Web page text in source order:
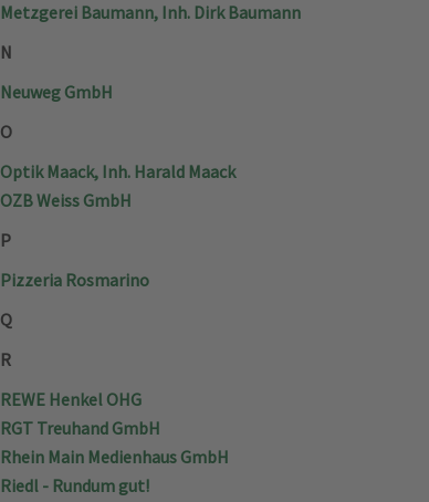
Metzgerei Baumann, Inh. Dirk Baumann
N
Neuweg GmbH
O
Optik Maack, Inh. Harald Maack
OZB Weiss GmbH
P
Pizzeria Rosmarino
Q
R
REWE Henkel OHG
RGT Treuhand GmbH
Rhein Main Medienhaus GmbH
Riedl - Rundum gut!